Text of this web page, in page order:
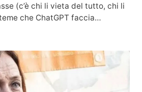
(c’è chi li vieta del tutto, chi li
che ChatGPT faccia…